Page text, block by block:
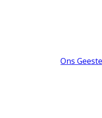
Ons